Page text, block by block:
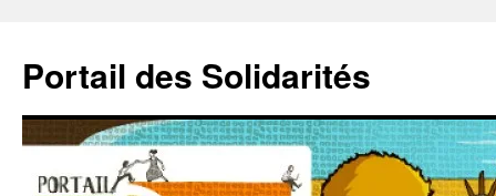
contenu
Portail des Solidarités